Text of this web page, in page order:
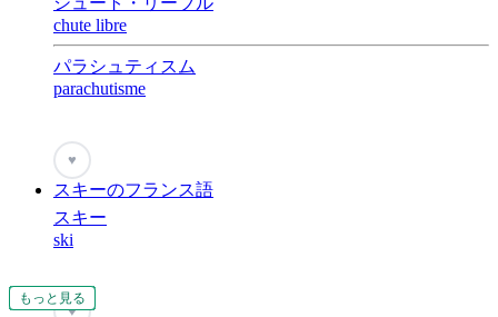
もっと見る
もっと見る
もっと見る
もっと見る
もっと見る
もっと見る
もっと見る
もっと見る
もっと見る
chute libre
パラシュティスム
parachutisme
♥
スキーのフランス語
スキー
ski
♥
もっと見る
もっと見る
もっと見る
もっと見る
もっと見る
もっと見る
もっと見る
もっと見る